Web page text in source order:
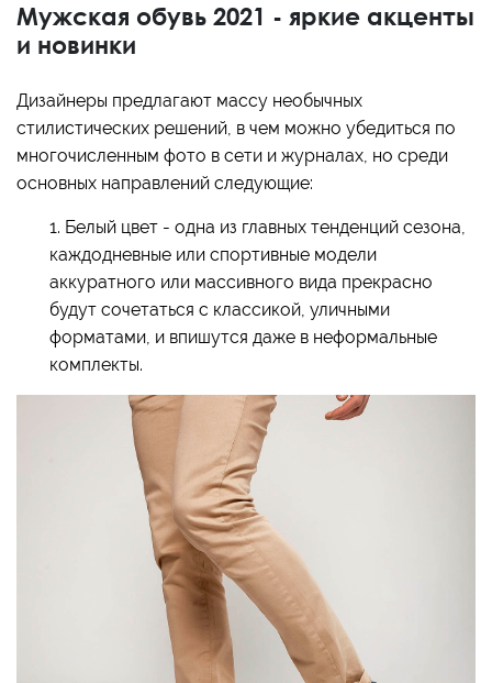
Мужская обувь 2021 - яркие акценты
и новинки
Дизайнеры предлагают массу необычных
стилистических решений, в чем можно убедиться по
многочисленным фото в сети и журналах, но среди
основных направлений следующие:
1. Белый цвет - одна из главных тенденций сезона,
каждодневные или спортивные модели
аккуратного или массивного вида прекрасно
будут сочетаться с классикой, уличными
форматами, и впишутся даже в неформальные
комплекты.